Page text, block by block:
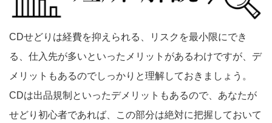
CDせどりは経費を抑えられる、リスクを最小限にでき
る、仕入先が多いといったメリットがあるわけですが、デ
メリットもあるのでしっかりと理解しておきましょう。
CDは出品規制といったデメリットもあるので、あなたが
せどり初心者であれば、この部分は絶対に把握しておいて